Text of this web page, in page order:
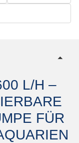
L/H –
FÜR